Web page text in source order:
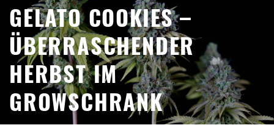
GELATO COOKIES –
ÜBERRASCHENDER
HERBST IM
GROWSCHRANK